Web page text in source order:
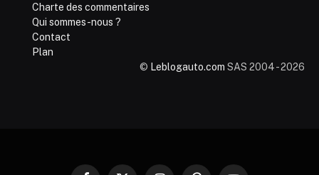
Charte des commentaires
Qui sommes-nous ?
Contact
Plan
© Leblogauto.com SAS 2004 - 2026